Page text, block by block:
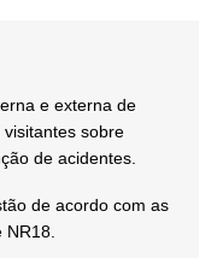
e externa de
sobre
de acidentes.
de acordo com as